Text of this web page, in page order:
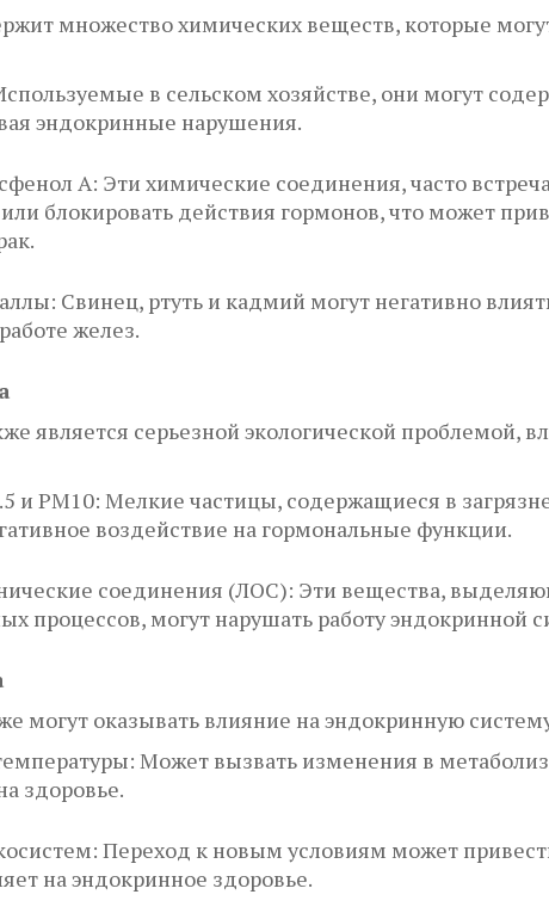
множество химических веществ, которые
в сельском хозяйстве, они могут
эндокринные нарушения.
A: Эти химические соединения, часто
блокировать действия гормонов, что может
Свинец, ртуть и кадмий могут негативно
желез.
является серьезной экологической проблемой,
и PM10: Мелкие частицы, содержащиеся в
воздействие на гормональные функции.
соединения (ЛОС): Эти вещества,
процессов, могут нарушать работу эндокринной
могут оказывать влияние на эндокринную
Может вызвать изменения в
здоровье.
Переход к новым условиям может
на эндокринное здоровье.